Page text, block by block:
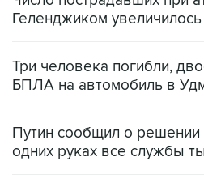
Геленджиком
Три человека погибли,
БПЛА на автомобиль в
Путин сообщил о решении
одних руках все службы